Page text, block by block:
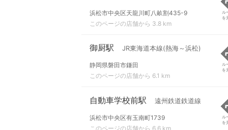
浜松市中央区天龍川町八畝割435-9
このページの店舗から 3.8 km
ル
を
御厨駅 JR東海道本線(熱海～浜松)
静岡県磐田市鎌田
このページの店舗から 6.1 km
ル
を
自動車学校前駅 遠州鉄道鉄道線
浜松市中央区有玉南町1739
このページの店舗から 6.6 km
ル
を